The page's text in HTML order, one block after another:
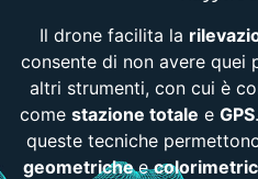
Il drone facilita la
consente di non avere quei
altri strumenti, con cui è
come stazione totale e GPS
queste tecniche
geometrichee